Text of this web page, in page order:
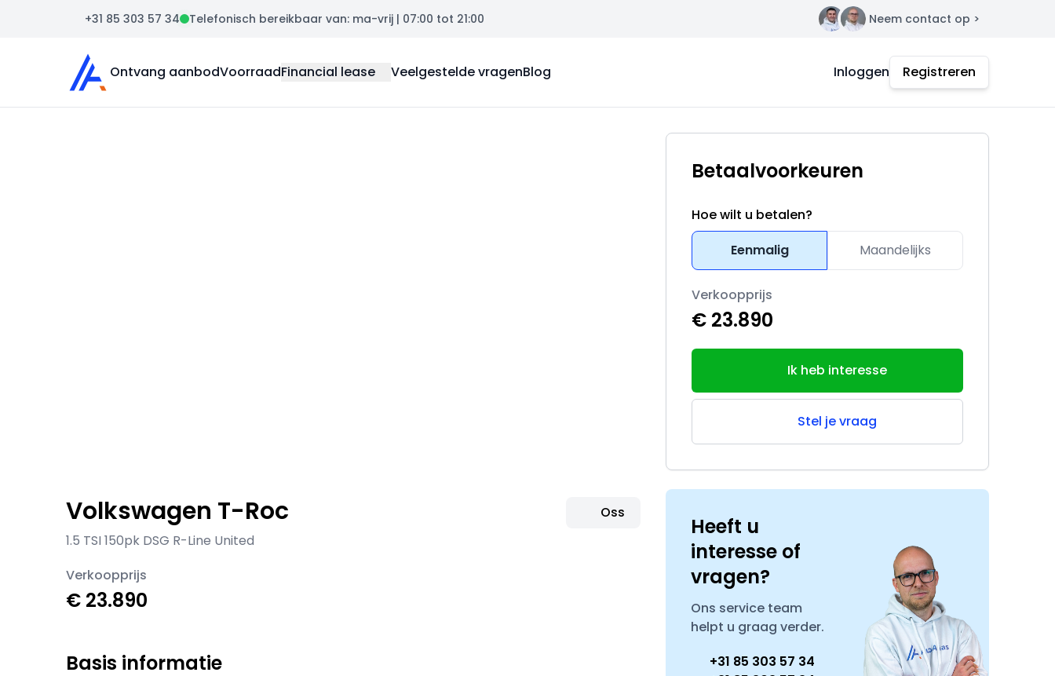
+31 85 303 57 34 Telefonisch bereikbaar van: ma-vrij | 07:00 tot 21:00 Contact Neem contact op >
Auto Atlas
Ontvang aanbodVoorraadFinancial lease Veelgestelde vragenBlog Inloggen Registreren
Volkswagen T-Roc
1.5 TSI 150pk DSG R-Line United
Oss
Verkoopprijs
€ 23.890
Betaalvoorkeuren
Hoe wilt u betalen?
Eenmalig
Maandelijks
Verkoopprijs
€ 23.890
Ik heb interesse
Stel je vraag
Heeft u
interesse of
vragen?
Ons service team
helpt u graag verder.
+31 85 303 57 34
Basis informatie